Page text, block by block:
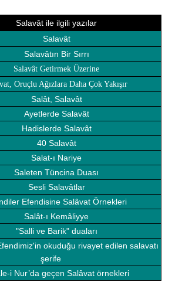
Salavât ile ilgili yazılar
Salavât
Salavâtın Bir Sırrı
Salavât Getirmek Üzerine
Oruçlu Ağızlara Daha Çok Yakışır
Salât, Salavât
Ayetlerde Salavât
Hadislerde Salavât
40 Salavât
Salat-ı Nariye
Saleten Tüncina Duası
Sesli Salavâtlar
Efendisine Salâvat Örnekleri
Salât-ı Kemâliyye
"Salli ve Barik" duaları
okuduğu rivayet edilen salavatı
şerife
i Nur’da geçen Salâvat örnekleri